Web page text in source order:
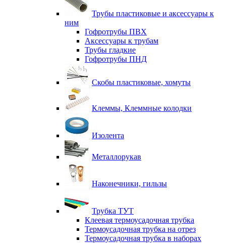
Трубы пластиковые и аксессуары к
ним
Гофротрубы ПВХ
Аксессуары к трубам
Трубы гладкие
Гофротрубы ПНД
Скобы пластиковые, хомуты
Клеммы, Клеммные колодки
Изолента
Металлорукав
Наконечники, гильзы
Трубка ТУТ
Клеевая термоусадочная трубка
Термоусадочная трубка на отрез
Термоусадочная трубка в наборах